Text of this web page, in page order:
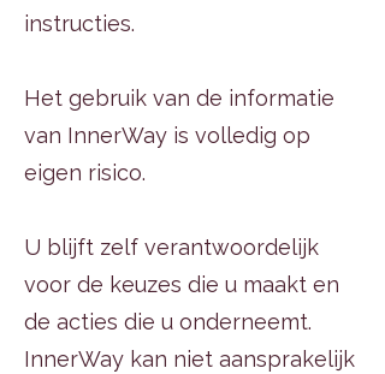
instructies.
Het gebruik van de informatie
van InnerWay is volledig op
eigen risico.
U blijft zelf verantwoordelijk
voor de keuzes die u maakt en
de acties die u onderneemt.
InnerWay kan niet aansprakelijk